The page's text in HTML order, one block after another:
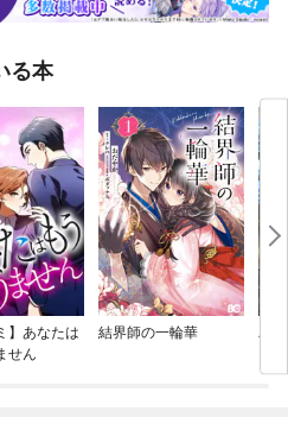
る本
】あなたは
せん
結界師の一輪華
バ
今